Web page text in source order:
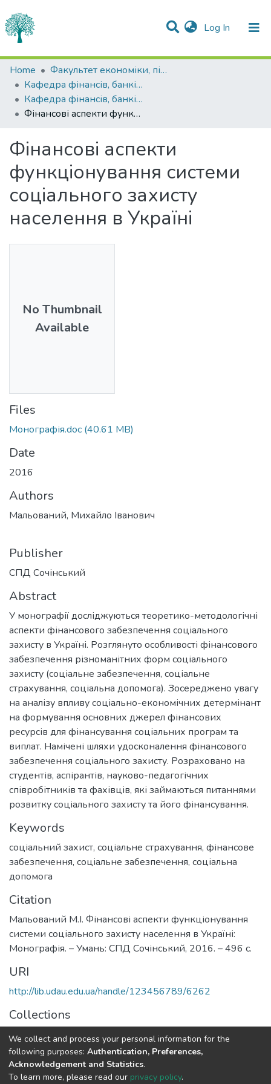
Log In (current)
Statistics
Communities & Collections
All of DSpace
Home
Факультет економіки, підприємництва та інформаційних технологій
Кафедра фінансів, банківської справи та страхування
Кафедра фінансів, банківської справи та страхування
Фінансові аспекти функціонування системи соціального захисту населення в Україні
Фінансові аспекти
функціонування системи
соціального захисту
населення в Україні
No Thumbnail
Available
Files
Монографія.doc (40.61 MB)
Date
2016
Authors
Мальований, Михайло Іванович
Publisher
СПД Сочінський
Abstract
У монографії досліджуються теоретико-методологічні
аспекти фінансового забезпечення соціального
захисту в Україні. Розглянуто особливості фінансового
забезпечення різноманітних форм соціального
захисту (соціальне забезпечення, соціальне
страхування, соціальна допомога). Зосереджено увагу
на аналізу впливу соціально-економічних детермінант
на формування основних джерел фінансових
ресурсів для фінансування соціальних програм та
виплат. Намічені шляхи удосконалення фінансового
забезпечення соціального захисту. Розраховано на
студентів, аспірантів, науково-педагогічних
співробітників та фахівців, які займаються питаннями
розвитку соціального захисту та його фінансування.
Keywords
соціальний захист, соціальне страхування, фінансове
забезпечення, соціальне забезпечення, соціальна
допомога
Citation
Мальований М.І. Фінансові аспекти функціонування
системи соціального захисту населення в Україні:
Монографія. – Умань: СПД Сочінський, 2016. – 496 с.
URI
http://lib.udau.edu.ua/handle/123456789/6262
Collections
Кафедра фінансів, банківської справи та страхування
Full item page
We collect and process your personal information for the
following purposes: Authentication, Preferences,
Acknowledgement and Statistics.
To learn more, please read our privacy policy.